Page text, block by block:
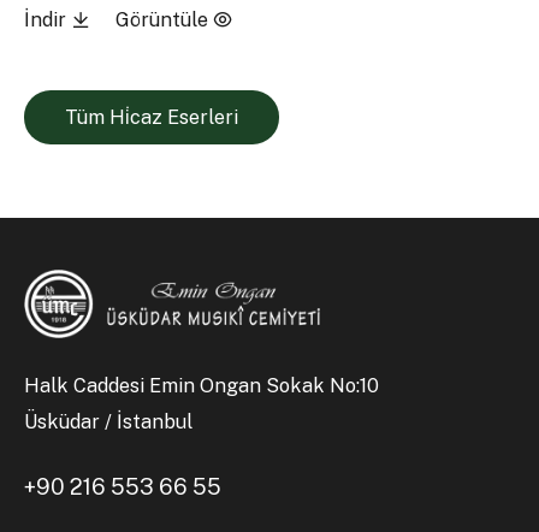
İndir Görüntüle
Tüm Hi̇caz Eserleri
Halk Caddesi Emin Ongan Sokak No:10
Üsküdar / İstanbul
+90 216 553 66 55